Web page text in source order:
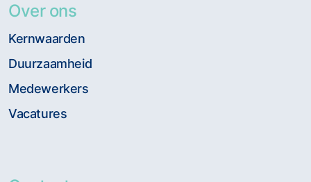
Over ons
Kernwaarden
Duurzaamheid
Medewerkers
Vacatures